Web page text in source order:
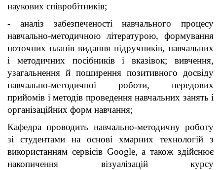
наукових співробітників;
- аналіз забезпеченості навчального процесу
навчально-методичною літературою, формування
поточних планів видання підручників, навчальних
і методичних посібників і вказівок; вивчення,
узагаль­нення й поширення позитивного досвіду
навчально-методичної роботи, передових
прийомів і методів проведення навчальних занять і
організаційних форм навчання;
Кафедра проводить навчально-методичну роботу
зі студентами на основі хмарних технологій з
використанням сервісів Google, а також здійснює
накопичення візуалізацій курсу